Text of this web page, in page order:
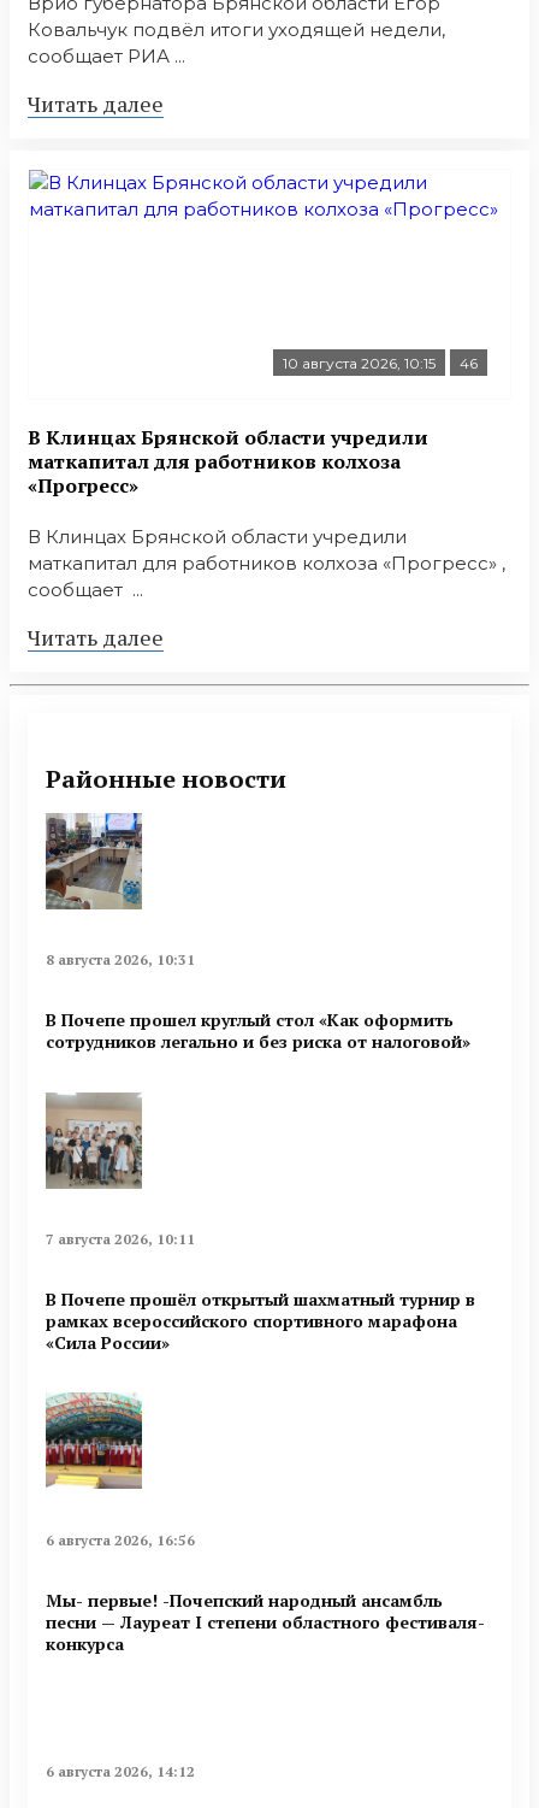
Ковальчук подвёл итоги уходящей недели,
сообщает РИА ...
Читать далее
10 августа 2026, 10:15 46
В Клинцах Брянской области учредили
маткапитал для работников колхоза
«Прогресс»
В Клинцах Брянской области учредили
маткапитал для работников колхоза «Прогресс» ,
сообщает ...
Читать далее
Районные новости
8 августа 2026, 10:31
В Почепе прошел круглый стол «Как оформить
сотрудников легально и без риска от налоговой»
7 августа 2026, 10:11
В Почепе прошёл открытый шахматный турнир в
рамках всероссийского спортивного марафона
«Сила России»
6 августа 2026, 16:56
Мы- первые! -Почепский народный ансамбль
песни — Лауреат I степени областного фестиваля-
конкурса
6 августа 2026, 14:12